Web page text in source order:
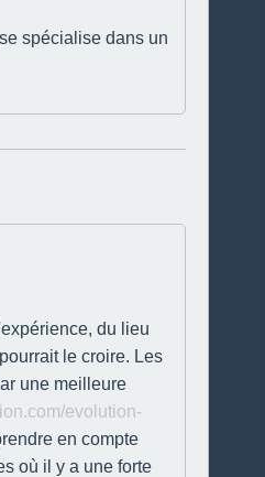
spécialise dans un
du lieu
le croire. Les
une meilleure
evolution-
en compte
où il y a une forte